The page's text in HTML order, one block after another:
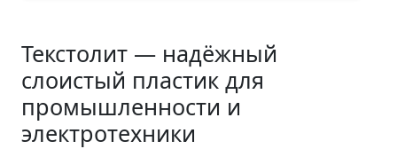
Текстолит — надёжный
слоистый пластик для
промышленности и
электротехники